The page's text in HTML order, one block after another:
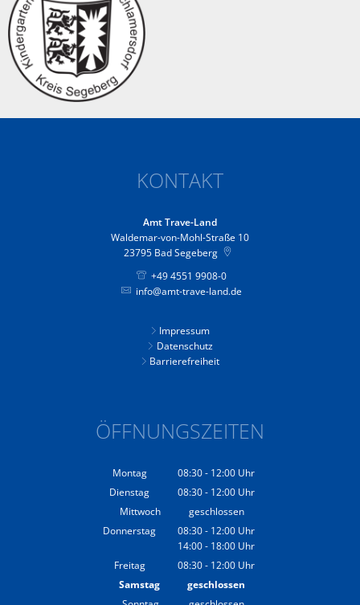
KONTAKT
Amt Trave-Land
Waldemar-von-Mohl-Straße 10
23795 Bad Segeberg
+49 4551 9908-0
info@amt-trave-land.de
Impressum
Datenschutz
Barrierefreiheit
ÖFFNUNGSZEITEN
Montag 08:30- 12:00 Uhr
Von 08:30 bis 12:00 Uhr
Dienstag 08:30- 12:00 Uhr
Von 08:30 bis 12:00 Uhr
Mittwoch
geschlossen
Donnerstag
08:30- 12:00 Uhr
Von 08:30 bis 12:00 Uhr
14:00- 18:00 Uhr
Von 14:00 bis 18:00 Uhr
Freitag 08:30- 12:00 Uhr
Von 08:30 bis 12:00 Uhr
Samstag
geschlossen